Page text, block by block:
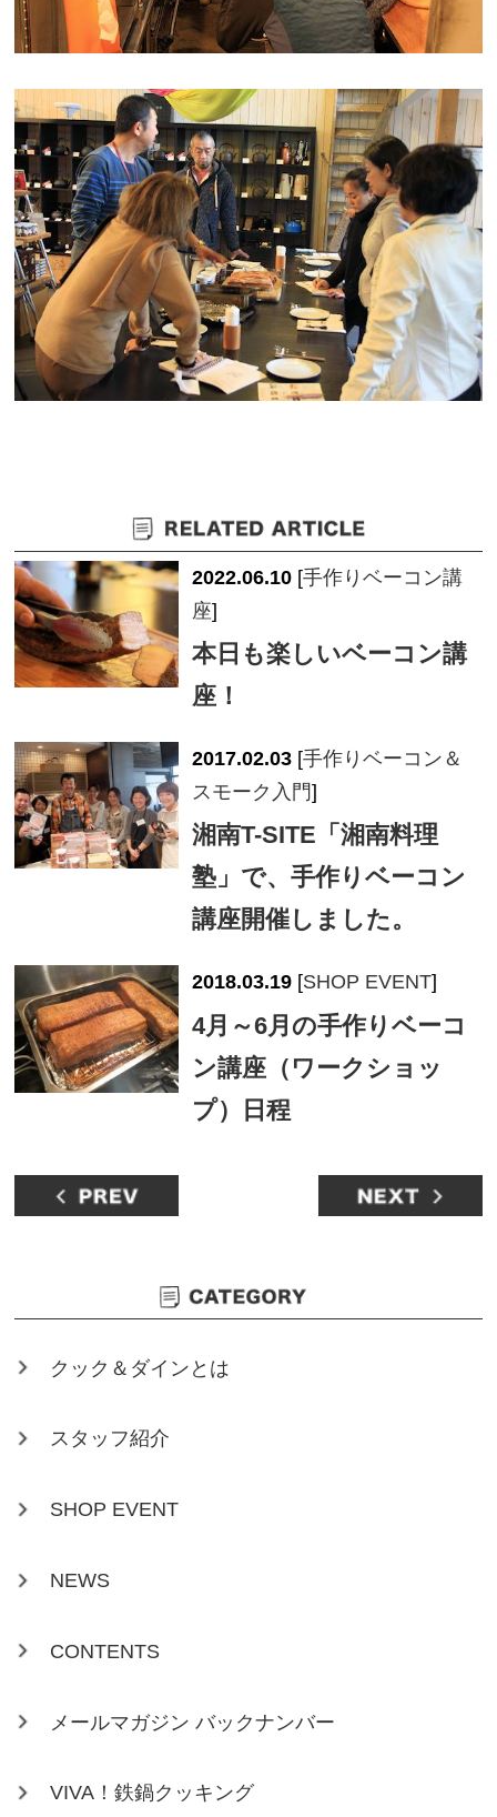
2022.06.10 [手作りベーコン講
座]
本日も楽しいベーコン講
座！
2017.02.03 [手作りベーコン＆
スモーク入門]
湘南T-SITE「湘南料理
塾」で、手作りベーコン
講座開催しました。
2018.03.19 [SHOP EVENT]
4月～6月の手作りベーコ
ン講座（ワークショッ
プ）日程
クック＆ダインとは
スタッフ紹介
SHOP EVENT
NEWS
CONTENTS
メールマガジン バックナンバー
VIVA！鉄鍋クッキング